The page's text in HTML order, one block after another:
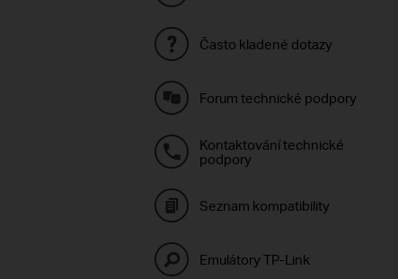
Často kladené dotazy
Forum technické podpory
Kontaktování technické
podpory
Seznam kompatibility
Emulátory TP-Link